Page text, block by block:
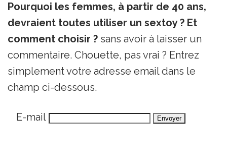
Pourquoi les femmes, à partir de 40 ans,
devraient toutes utiliser un sextoy ? Et
comment choisir ? sans avoir à laisser un
commentaire. Chouette, pas vrai ? Entrez
simplement votre adresse email dans le
champ ci-dessous.
E-mail